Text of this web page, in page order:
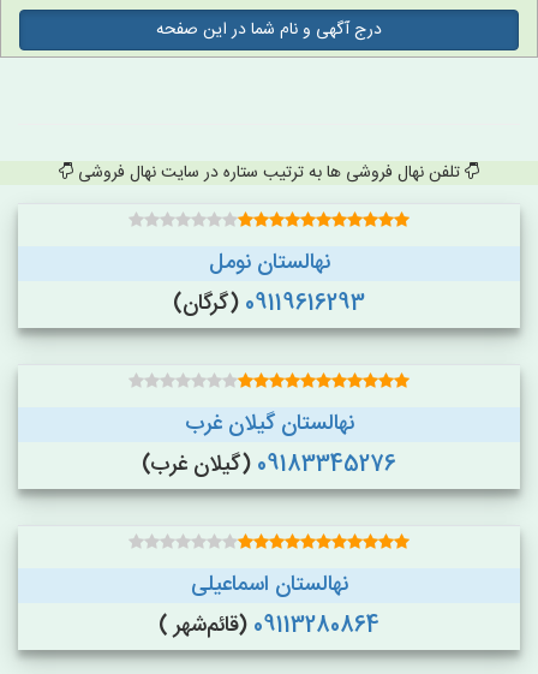
درج آگهی و نام شما در این صفحه
تلفن نهال فروشی ها به ترتیب ستاره در سایت نهال فروشی
نهالستان نومل
09119616293 (گرگان)
نهالستان گیلان غرب
09183345276 (گیلان غرب)
نهالستان اسماعیلی
09113280864 (قائم‌شهر )